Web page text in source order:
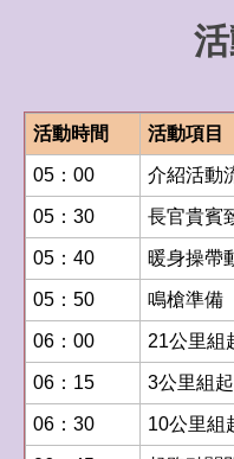
活動時間 活動項目
05：00 介紹活動
05：30 長官貴賓
05：40 暖身操帶
05：50 鳴槍準備
06：00 21公里組
06：15 3公里組
06：30 10公里組